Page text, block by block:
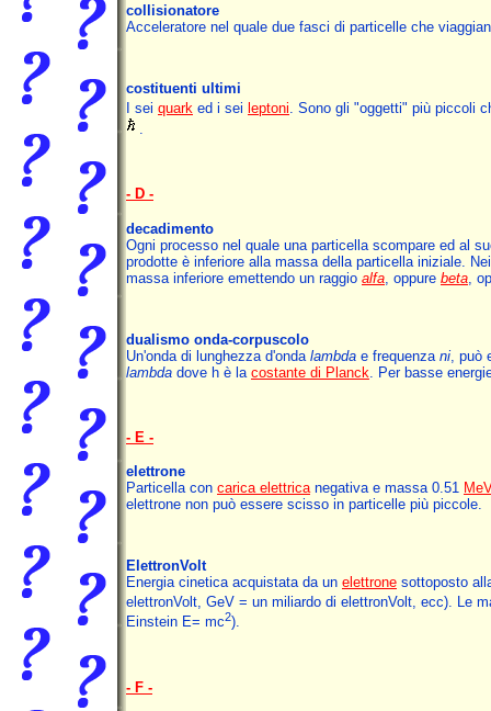
collisionatore
Acceleratore nel quale due fasci di particelle che
costituenti ultimi
I sei quark ed i sei leptoni. Sono gli "oggetti" più piccoli
.
- D -
decadimento
Ogni processo nel quale una particella scompare ed al
prodotte è inferiore alla massa della particella iniziale.
massa inferiore emettendo un raggio alfa , oppure beta ,
dualismo onda-corpuscolo
Un'onda di lunghezza d'onda lambda e frequenza ni ,
lambda dove h è la costante di Planck . Per basse
- E -
elettrone
Particella con carica elettrica negativa e massa 0.51
elettrone non può essere scisso in particelle più piccole.
ElettronVolt
Energia cinetica acquistata da un elettrone sottoposto
elettronVolt, GeV = un miliardo di elettronVolt, ecc). Le
Einstein E= mc2).
- F -